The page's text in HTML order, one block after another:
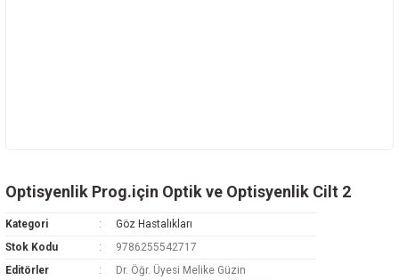
Optisyenlik Prog.için Optik ve Optisyenlik Cilt 2
Kategori
Göz Hastalıkları
Stok Kodu
9786255542717
Editörler
Dr. Öğr. Üyesi Melike Güzin